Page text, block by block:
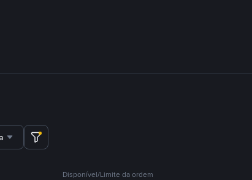
Disponível/Limite da ordem